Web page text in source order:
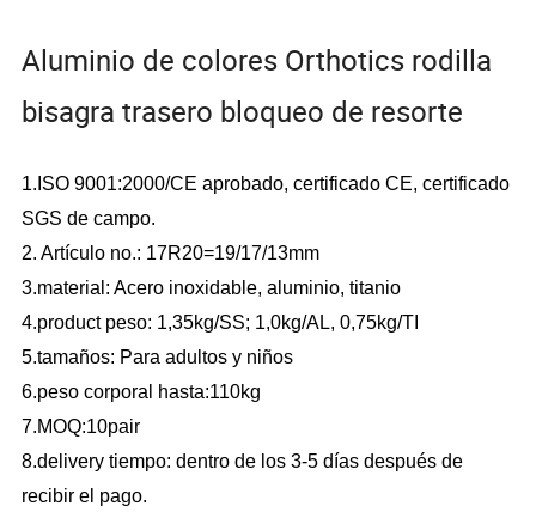
Aluminio de colores Orthotics rodilla
bisagra trasero bloqueo de resorte
1.ISO 9001:2000/CE aprobado, certificado CE, certificado
SGS de campo.
2. Artículo no.: 17R20=19/17/13mm
3.material: Acero inoxidable, aluminio, titanio
4.product peso: 1,35kg/SS; 1,0kg/AL, 0,75kg/TI
5.tamaños: Para adultos y niños
6.peso corporal hasta:110kg
7.MOQ:10pair
8.delivery tiempo: dentro de los 3-5 días después de
recibir el pago.